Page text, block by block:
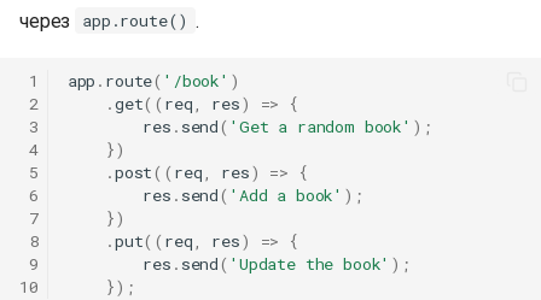
через
app.route() .
1
2
3
4
5
6
7
8
9
10
app . route( '/book' )
.get(( req, res) =>
{
res . send( 'Get a random book' );
})
.post(( req, res) =>
{
res . send( 'Add a book' );
})
.put(( req, res) =>
{
res . send( 'Update the book' );
});